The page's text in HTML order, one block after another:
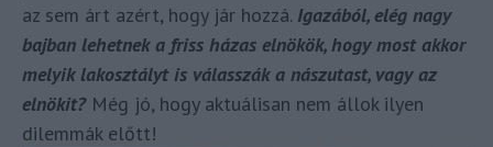
az sem árt azért, hogy jár hozzá. Igazából, elég nagy
bajban lehetnek a friss házas elnökök, hogy most akkor
melyik lakosztályt is válasszák a nászutast, vagy az
elnökit?Még jó, hogy aktuálisan nem állok ilyen
dilemmák előtt!